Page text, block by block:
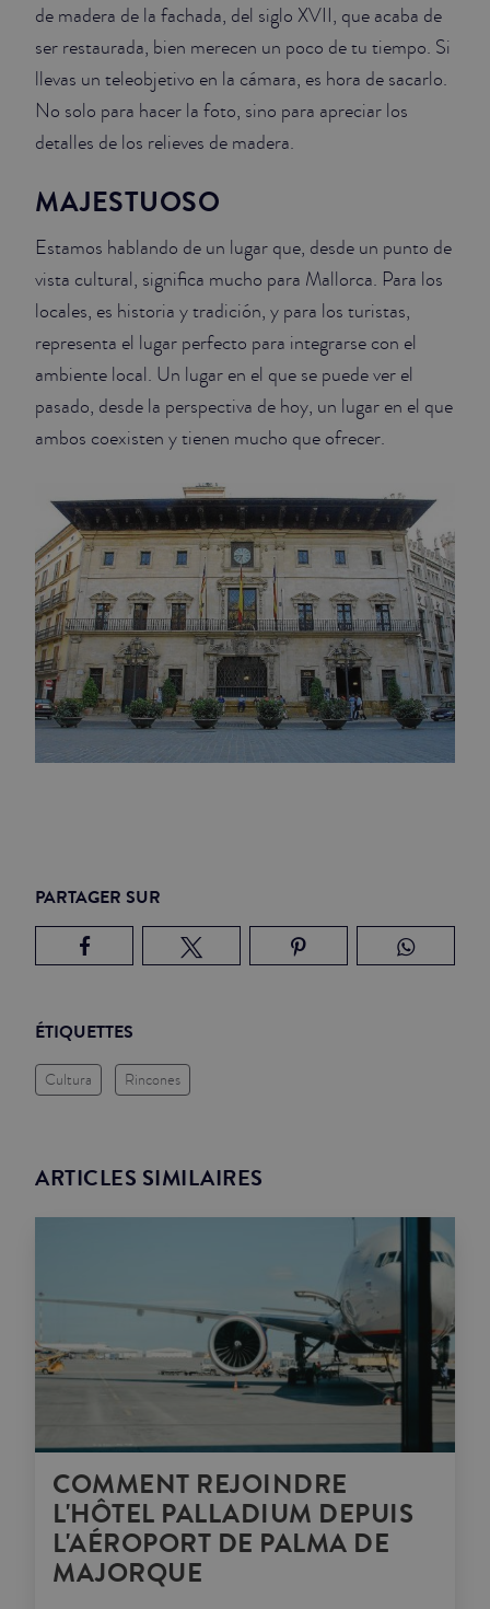
de madera de la fachada, del siglo XVII, que acaba de
ser restaurada, bien merecen un poco de tu tiempo. Si
llevas un teleobjetivo en la cámara, es hora de sacarlo.
No solo para hacer la foto, sino para apreciar los
detalles de los relieves de madera.
MAJESTUOSO
Estamos hablando de un lugar que, desde un punto de
vista cultural, significa mucho para Mallorca. Para los
locales, es historia y tradición, y para los turistas,
representa el lugar perfecto para integrarse con el
ambiente local. Un lugar en el que se puede ver el
pasado, desde la perspectiva de hoy, un lugar en el que
ambos coexisten y tienen mucho que ofrecer.
PARTAGER SUR
ÉTIQUETTES
Cultura Rincones
ARTICLES SIMILAIRES
COMMENT REJOINDRE
L'HÔTEL PALLADIUM DEPUIS
L'AÉROPORT DE PALMA DE
MAJORQUE